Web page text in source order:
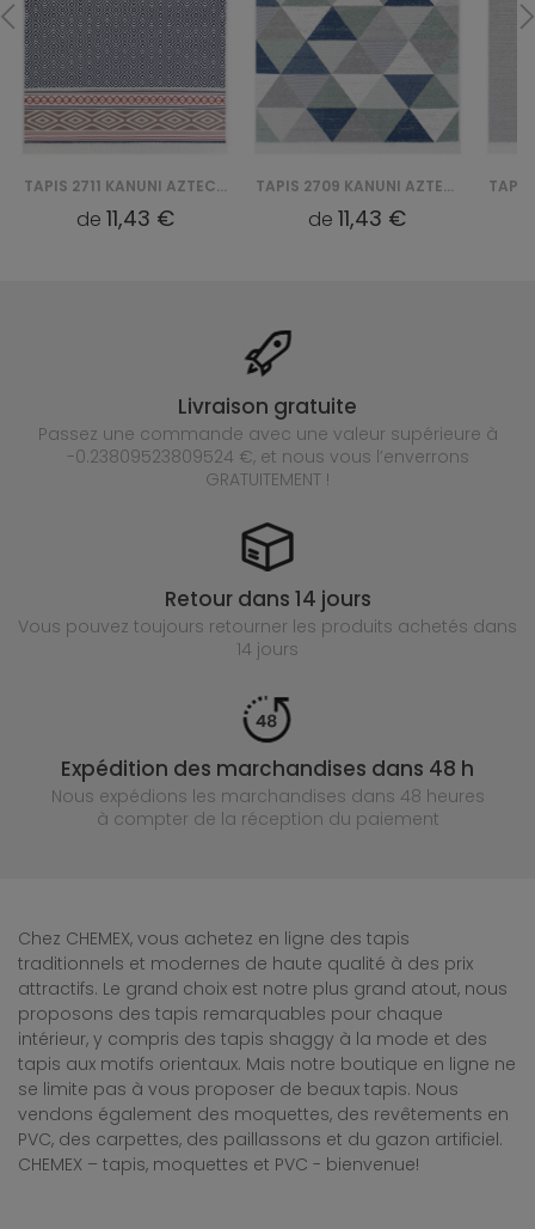
TAPIS 2711 KANUNI AZTECA BAWEŁNIANY
de 11,43 €
TAPIS 2709 KANUNI AZTECA BAWEŁNIANY
de11,43 €
Livraison gratuite
Passez une commande avec une valeur supérieure à
-0.23809523809524 €, et nous vous l’enverrons
GRATUITEMENT !
Retour dans 14 jours
Vous pouvez toujours retourner les produits achetés dans
14 jours
Expédition des marchandises dans 48 h
Nous expédions les marchandises dans 48 heures
à compter de la réception du paiement
Chez CHEMEX, vous achetez en ligne des tapis
traditionnels et modernes de haute qualité à des prix
attractifs. Le grand choix est notre plus grand atout, nous
proposons des tapis remarquables pour chaque
intérieur, y compris des tapis shaggy à la mode et des
tapis aux motifs orientaux. Mais notre boutique en ligne ne
se limite pas à vous proposer de beaux tapis. Nous
vendons également des moquettes, des revêtements en
PVC, des carpettes, des paillassons et du gazon artificiel.
CHEMEX – tapis, moquettes et PVC - bienvenue!